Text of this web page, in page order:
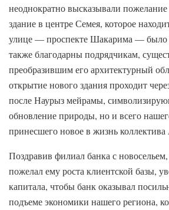
неоднократно высказывали
здание в центре Семея, которое
улице — проспекте Шакарима — было
также благодарны подрядчикам,
преобразившим его архитектурный
открытие нового здания проходит
после Наурыз мейрамы,
обновление природы, но и всего
принесшего новое в жизнь
Поздравив филиал банка с новосельем,
пожелал ему роста клиентской базы,
капитала, чтобы банк оказывал
подъеме экономики нашего региона,